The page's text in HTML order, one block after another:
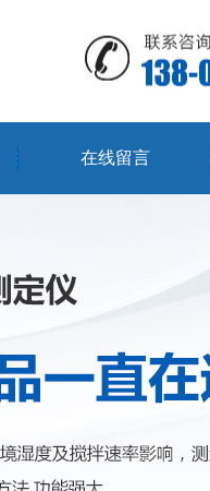
在线留言